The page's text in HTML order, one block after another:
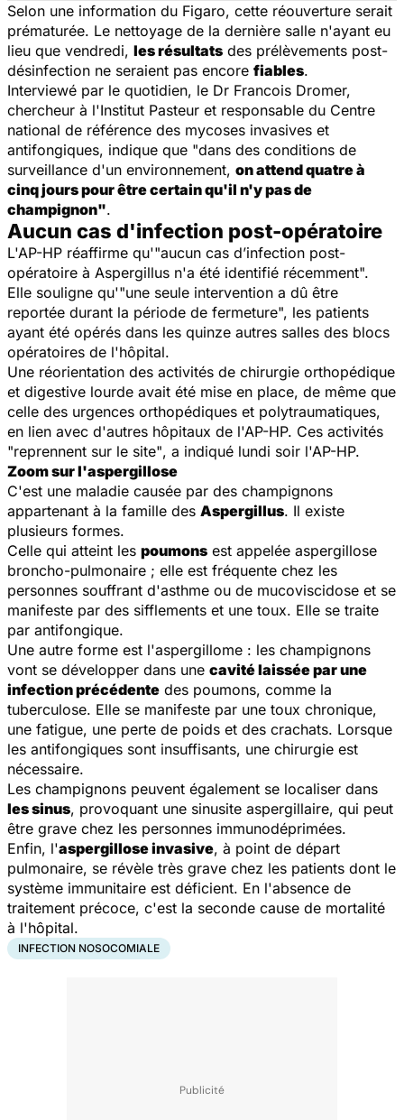
Selon une information du Figaro, cette réouverture serait
prématurée. Le nettoyage de la dernière salle n'ayant eu
lieu que vendredi, les résultats des prélèvements post-
désinfection ne seraient pas encore fiables.
Interviewé par le quotidien, le Dr Francois Dromer,
chercheur à l'Institut Pasteur et responsable du Centre
national de référence des mycoses invasives et
antifongiques, indique que "dans des conditions de
surveillance d'un environnement, on attend quatre à
cinq jours pour être certain qu'il n'y pas de
champignon".
Aucun cas d'infection post-opératoire
L'AP-HP réaffirme qu'"aucun cas d’infection post-
opératoire à Aspergillus n'a été identifié récemment".
Elle souligne qu'"une seule intervention a dû être
reportée durant la période de fermeture", les patients
ayant été opérés dans les quinze autres salles des blocs
opératoires de l'hôpital.
Une réorientation des activités de chirurgie orthopédique
et digestive lourde avait été mise en place, de même que
celle des urgences orthopédiques et polytraumatiques,
en lien avec d'autres hôpitaux de l'AP-HP. Ces activités
"reprennent sur le site", a indiqué lundi soir l'AP-HP.
Zoom sur l'aspergillose
C'est une maladie causée par des champignons
appartenant à la famille des Aspergillus. Il existe
plusieurs formes.
Celle qui atteint les poumons est appelée aspergillose
broncho-pulmonaire ; elle est fréquente chez les
personnes souffrant d'asthme ou de mucoviscidose et se
manifeste par des sifflements et une toux. Elle se traite
par antifongique.
Une autre forme est l'aspergillome : les champignons
vont se développer dans une cavité laissée par une
infection précédente des poumons, comme la
tuberculose. Elle se manifeste par une toux chronique,
une fatigue, une perte de poids et des crachats. Lorsque
les antifongiques sont insuffisants, une chirurgie est
nécessaire.
Les champignons peuvent également se localiser dans
les sinus, provoquant une sinusite aspergillaire, qui peut
être grave chez les personnes immunodéprimées.
Enfin, l'aspergillose invasive, à point de départ
pulmonaire, se révèle très grave chez les patients dont le
système immunitaire est déficient. En l'absence de
traitement précoce, c'est la seconde cause de mortalité
à l'hôpital.
INFECTION NOSOCOMIALE